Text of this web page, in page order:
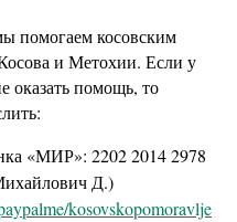
помогаем косовским
и Метохии. Если у
оказать помощь, то
«МИР»: 2202 2014 2978
Д.)
kosovskopomoravlje